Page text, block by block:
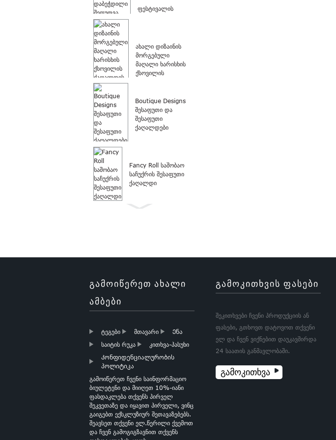
ფესტივალის
დაბეჭდილი
შეფუთვა...
ახალი დიზაინის
მორგებული
მაღალი ხარისხის
ქსოვილის
Boutique Designs
შესაფუთი და
შესაფუთი
ქაღალდები
Fancy Roll საშობაო
საჩუქრის შესაფუთი
ქაღალდი
Wapping Paper
გულები ქსოვილის
ქაღალდი
ღია
ვარდისფერი
ქსოვილის
ქაღალდი
ᲒᲐᲛᲝᲘᲬᲔᲠᲔᲗ ᲐᲮᲐᲚᲘ
ᲐᲛᲑᲔᲑᲘ
ტეგები მთავარი
Ენა
საიტის რუკა
კითხვა-პასუხი
Კონფიდენციალურობის
პოლიტიკა
გამოიწერეთ ჩვენი საინფორმაციო
ბიულეტენი და მიიღეთ 10%-იანი
ფასდაკლება თქვენს პირველ
შეკვეთაზე და იყავით პირველი, ვინც
გაიგებთ ექსკლუზიურ შეთავაზებებს.
შეავსეთ თქვენი ელ.წერილი ქვემოთ
და ჩვენ გამოგიგზავნით თქვენს
ᲒᲐᲛᲝᲙᲘᲗᲮᲕᲘᲡ ᲤᲐᲡᲔᲑᲘ
შეკითხვები ჩვენი პროდუქციის ან
ფასები, გთხოვთ დატოვოთ თქვენი
ელ და ჩვენ ვიქნებით დაუკავშირდა
24 საათის განმავლობაში.
ᲒᲐᲛᲝᲙᲘᲗᲮᲕᲐ